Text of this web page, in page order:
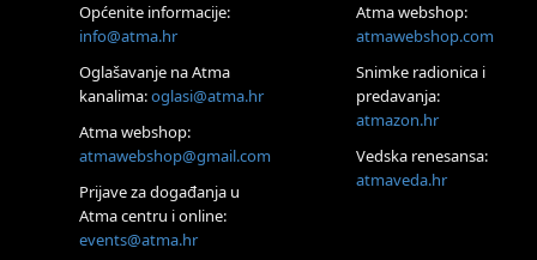
Tečaj Višeg Vodstva, razvijanja intuicije i Akaša zapisa
Online
Upisi u program Profesionalni hipnoterapeut — nova
Online
Postanite Nositelj Vibracije Nove Zemlje
Visoko
Općenite informacije:
info@atma.hr
Oglašavanje na Atma
kanalima:oglasi@atma.hr
Atma webshop:
atmawebshop@gmail.com
Prijave za događanja u
Atma centru i online:
events@atma.hr
Atma webshop:
atmawebshop.com
Snimke radionica i
predavanja:
atmazon.hr
Vedska renesansa:
atmaveda.hr